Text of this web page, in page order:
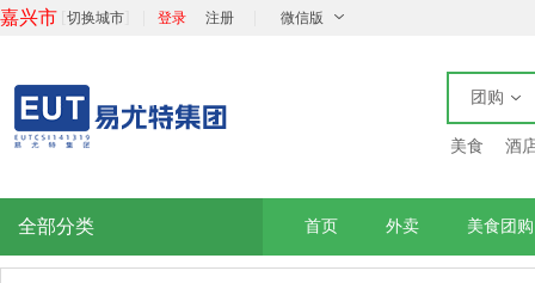
嘉兴市 切换城市 登录 注册 微信版
团购
美食 酒
全部分类 首页 外卖 美食团购